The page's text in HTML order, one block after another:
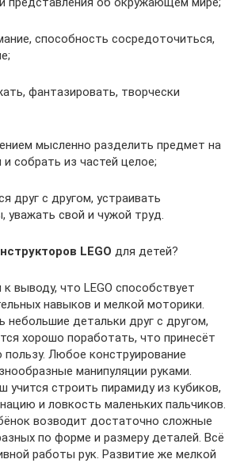
способность сосредоточиться,
фантазировать, творчески
мысленно разделить предмет на
собрать из частей целое;
друг с другом, устраивать
уважать свой и чужой труд.
LEGO для детей?
выводу, что LEGO способствует
навыков и мелкой моторики.
небольшие детальки друг с другом,
хорошо поработать, что принесёт
Любое конструирование
манипуляции руками.
учится строить пирамиду из кубиков,
и ловкость маленьких пальчиков.
возводит достаточно сложные
по форме и размеру деталей. Всё
работы рук. Развитие же мелкой